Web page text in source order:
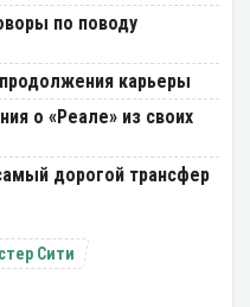
по поводу
карьеры
о «Реале» из своих
дорогой трансфер
Сити